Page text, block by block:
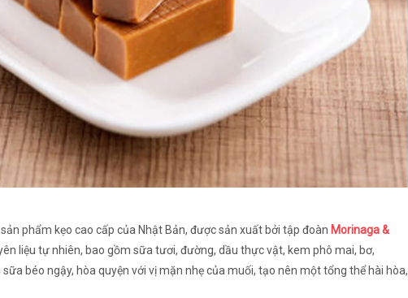
phẩm kẹo cao cấp của Nhật Bản, được sản xuất bởi tập đoàn Morinaga &
liệu tự nhiên, bao gồm sữa tươi, đường, dầu thực vật, kem phô mai, bơ,
béo ngậy, hòa quyện với vị mặn nhẹ của muối, tạo nên một tổng thể hài hòa,